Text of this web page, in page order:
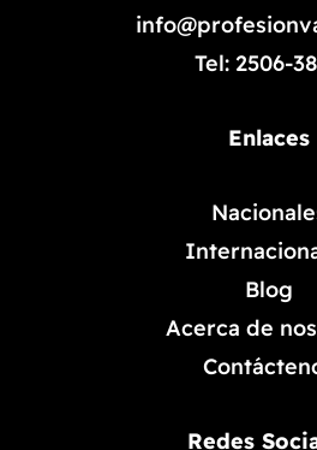
Tel: 2506-
Enlaces
Blog
Acerca de
Redes